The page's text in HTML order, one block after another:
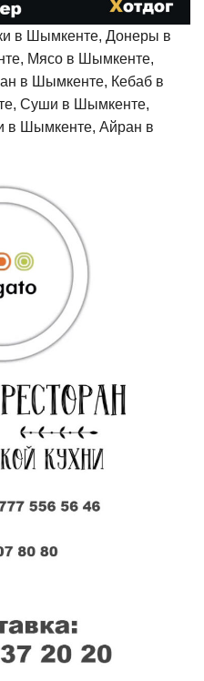
в Шымкенте, Донеры в
Мясо в Шымкенте,
в Шымкенте, Кебаб в
Суши в Шымкенте,
в Шымкенте, Айран в